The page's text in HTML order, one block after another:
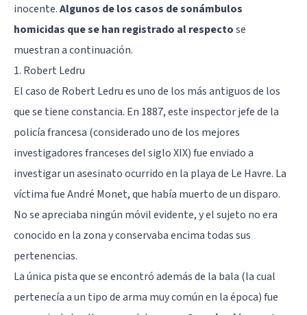
inocente.Algunos de los casos de sonámbulos
homicidas que se han registrado al respectose
muestran a continuación.
1. Robert Ledru
El caso de Robert Ledru es uno de los más antiguos de los
que se tiene constancia. En 1887, este inspector jefe de la
policía francesa (considerado uno de los mejores
investigadores franceses del siglo XIX) fue enviado a
investigar un asesinato ocurrido en la playa de Le Havre. La
víctima fue André Monet, que había muerto de un disparo.
No se apreciaba ningún móvil evidente, y el sujeto no era
conocido en la zona y conservaba encima todas sus
pertenencias.
La única pista que se encontró además de la bala (la cual
pertenecía a un tipo de arma muy común en la época) fue